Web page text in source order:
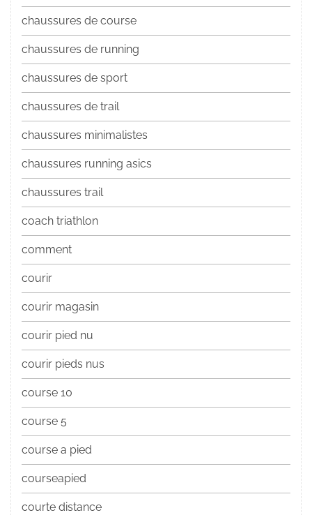
chaussures de course
chaussures de running
chaussures de sport
chaussures de trail
chaussures minimalistes
chaussures running asics
chaussures trail
coach triathlon
comment
courir
courir magasin
courir pied nu
courir pieds nus
course 10
course 5
course a pied
courseapied
courte distance